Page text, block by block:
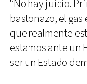
“No hay juicio.
bastonazo, el gas
que realmente
estamos ante un
ser un Estado